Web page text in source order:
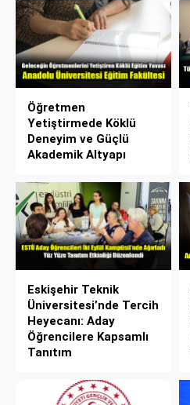
Öğretmen
Yetiştirmede Köklü
Deneyim ve Güçlü
Akademik Altyapı
Eskişehir Teknik
Üniversitesi’nde Tercih
Heyecanı: Aday
Öğrencilere Kapsamlı
Tanıtım